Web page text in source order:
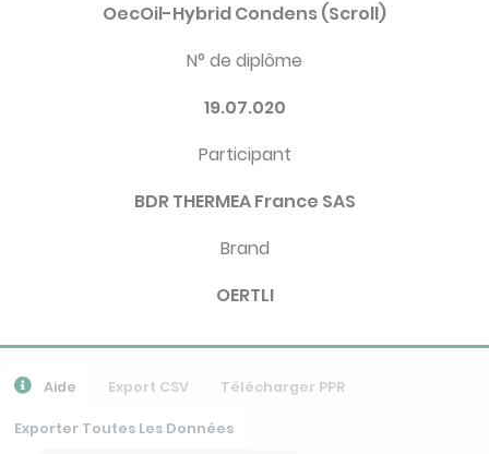
OecOil-Hybrid Condens (Scroll)
N° de diplôme
19.07.020
Participant
BDR THERMEA France SAS
Brand
OERTLI
Aide Export CSV Télécharger PPR
Exporter Toutes Les Données